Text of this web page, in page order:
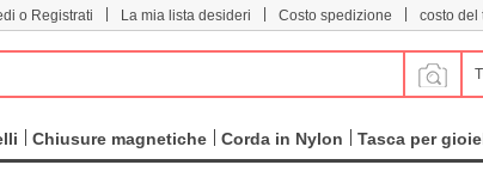
o Registrati La mia lista desideri Costo spedizione costo del
Chiusure magnetiche Corda in Nylon Tasca per